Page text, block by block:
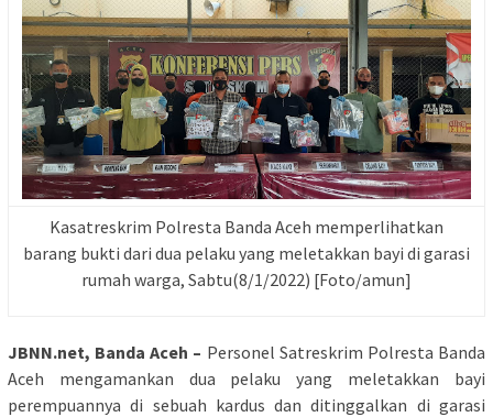
Kasatreskrim Polresta Banda Aceh memperlihatkan
barang bukti dari dua pelaku yang meletakkan bayi di garasi
rumah warga, Sabtu(8/1/2022) [Foto/amun]
JBNN.net, Banda Aceh – Personel Satreskrim Polresta Banda
Aceh mengamankan dua pelaku yang meletakkan bayi
perempuannya di sebuah kardus dan ditinggalkan di garasi